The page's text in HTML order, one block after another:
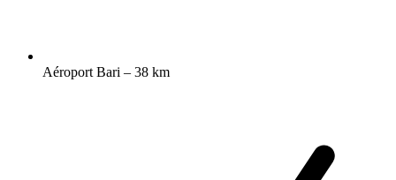
Aéroport Bari – 38 km